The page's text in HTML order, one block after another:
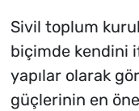
Sivil toplum
biçimde kendini
yapılar olarak
güçlerinin en